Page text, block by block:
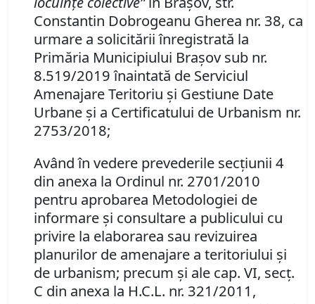
Constantin Dobrogeanu Gherea nr. 38, ca
urmare a solicitării înregistrată la
Primăria Municipiului Braşov sub nr.
8.519/2019înaintată de Serviciul
Amenajare Teritoriu şi Gestiune Date
Urbane şi a Certificatului de Urbanism nr.
2753/2018;
Având în vedere prevederile secţiunii 4
din anexa la Ordinul nr. 2701/2010
pentru aprobarea Metodologiei de
informare şi consultare a publicului cu
privire la elaborarea sau revizuirea
planurilor de amenajare a teritoriului şi
de urbanism; precum şi ale cap. VI, secţ.
C din anexa la H.C.L. nr. 321/2011,